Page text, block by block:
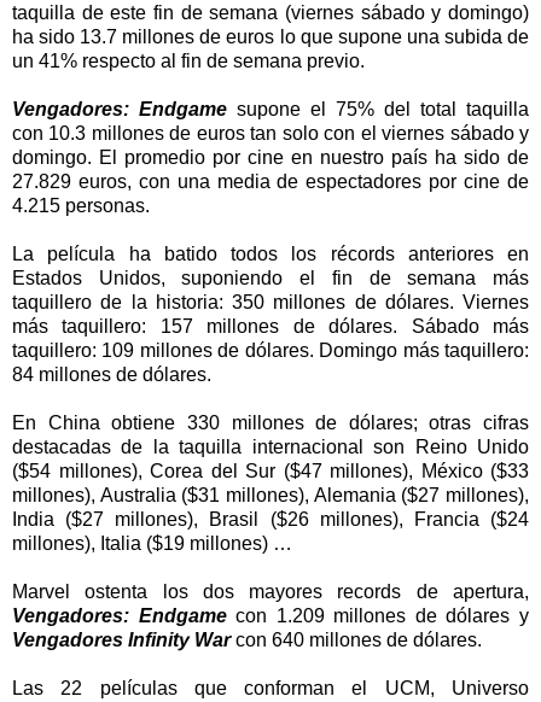
taquilla de este fin de semana (viernes sábado y domingo)
ha sido 13.7 millones de euros lo que supone una subida de
un 41% respecto al fin de semana previo.
Vengadores: Endgame supone el 75% del total taquilla
con 10.3 millones de euros tan solo con el viernes sábado y
domingo. El promedio por cine en nuestro país ha sido de
27.829 euros, con una media de espectadores por cine de
4.215 personas.
La película ha batido todos los récords anteriores en
Estados Unidos, suponiendo el fin de semana más
taquillero de la historia: 350 millones de dólares. Viernes
más taquillero: 157 millones de dólares. Sábado más
taquillero: 109 millones de dólares. Domingo más taquillero:
84 millones de dólares.
En China obtiene 330 millones de dólares; otras cifras
destacadas de la taquilla internacional son Reino Unido
($54 millones), Corea del Sur ($47 millones), México ($33
millones), Australia ($31 millones), Alemania ($27 millones),
India ($27 millones), Brasil ($26 millones), Francia ($24
millones), Italia ($19 millones) …
Marvel ostenta los dos mayores records de apertura,
Vengadores: Endgamecon 1.209 millones de dólares y
Vengadores Infinity Warcon 640 millones de dólares.
Las 22 películas que conforman el UCM, Universo